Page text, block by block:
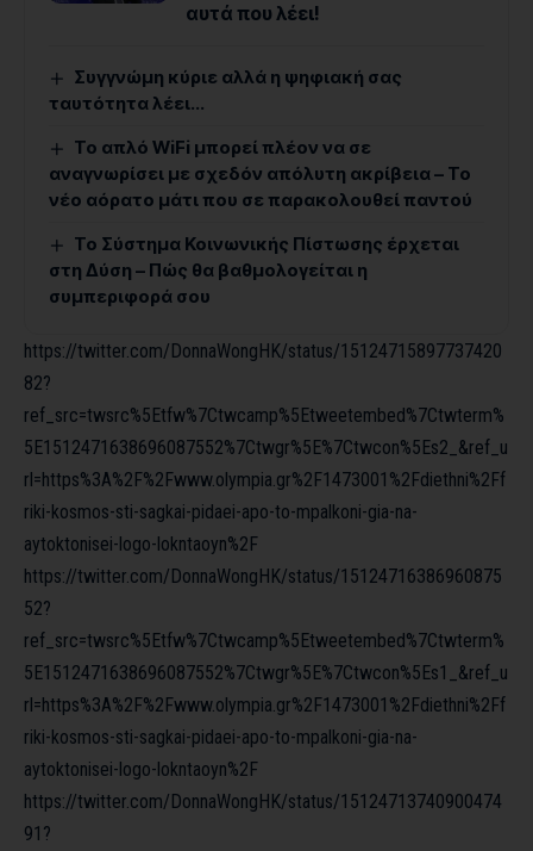
αυτά που λέει!
Συγγνώμη κύριε αλλά η ψηφιακή σας
ταυτότητα λέει…
Το απλό WiFi μπορεί πλέον να σε
αναγνωρίσει με σχεδόν απόλυτη ακρίβεια – Το
νέο αόρατο μάτι που σε παρακολουθεί παντού
Το Σύστημα Κοινωνικής Πίστωσης έρχεται
στη Δύση – Πώς θα βαθμολογείται η
συμπεριφορά σου
https://twitter.com/DonnaWongHK/status/15124715897737420
82?
ref_src=twsrc%5Etfw%7Ctwcamp%5Etweetembed%7Ctwterm%
5E1512471638696087552%7Ctwgr%5E%7Ctwcon%5Es2_&ref_u
rl=https%3A%2F%2Fwww.olympia.gr%2F1473001%2Fdiethni%2Ff
riki-kosmos-sti-sagkai-pidaei-apo-to-mpalkoni-gia-na-
aytoktonisei-logo-lokntaoyn%2F
https://twitter.com/DonnaWongHK/status/15124716386960875
52?
ref_src=twsrc%5Etfw%7Ctwcamp%5Etweetembed%7Ctwterm%
5E1512471638696087552%7Ctwgr%5E%7Ctwcon%5Es1_&ref_u
rl=https%3A%2F%2Fwww.olympia.gr%2F1473001%2Fdiethni%2Ff
riki-kosmos-sti-sagkai-pidaei-apo-to-mpalkoni-gia-na-
aytoktonisei-logo-lokntaoyn%2F
https://twitter.com/DonnaWongHK/status/15124713740900474
91?